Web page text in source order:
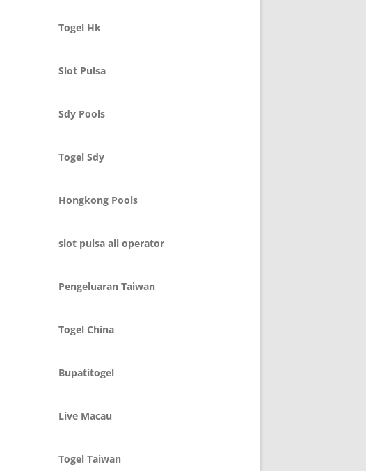
Togel Hk
Slot Pulsa
Sdy Pools
Togel Sdy
Hongkong Pools
slot pulsa all operator
Pengeluaran Taiwan
Togel China
Bupatitogel
Live Macau
Togel Taiwan